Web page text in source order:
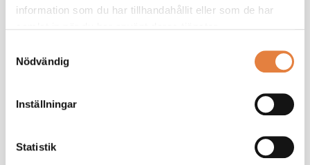
information som du har tillhandahållit eller som de har
Nödvändig
Inställningar
Statistik
Som medlem får du ta del av
Vi ger dig ett effektivt stöd som chef. Tillsammans
bygger vi din kunskap.
underlättar vardagen